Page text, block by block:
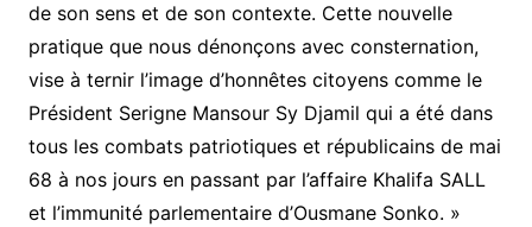
de son sens et de son contexte. Cette nouvelle
pratique que nous dénonçons avec consternation,
vise à ternir l’image d’honnêtes citoyens comme le
Président Serigne Mansour Sy Djamil qui a été dans
tous les combats patriotiques et républicains de mai
68 à nos jours en passant par l’affaire Khalifa SALL
et l’immunité parlementaire d’Ousmane Sonko. »